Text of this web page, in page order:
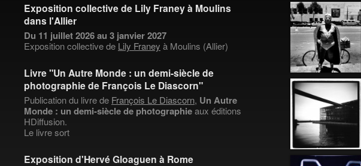
Exposition collective de Lily Franey à Moulins
dans l'Allier
Du 11 juillet 2026 au 3 janvier 2027
Exposition collective de Lily Franey à Moulins (Allier)
Livre "Un Autre Monde : un demi-siècle de
photographie de François Le Diascorn"
Publication du livre de François Le Diascorn, Un Autre
Monde : un demi-siècle de photographieaux éditions
HDiffusion.
Le livre sort
Exposition d'Hervé Gloaguen à Rome